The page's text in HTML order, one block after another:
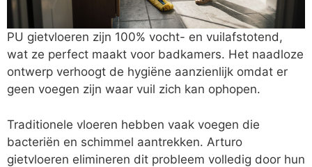
PU gietvloeren zijn 100% vocht- en vuilafstotend,
wat ze perfect maakt voor badkamers. Het naadloze
ontwerp verhoogt de hygiëne aanzienlijk omdat er
geen voegen zijn waar vuil zich kan ophopen.
Traditionele vloeren hebben vaak voegen die
bacteriën en schimmel aantrekken. Arturo
gietvloeren elimineren dit probleem volledig door hun